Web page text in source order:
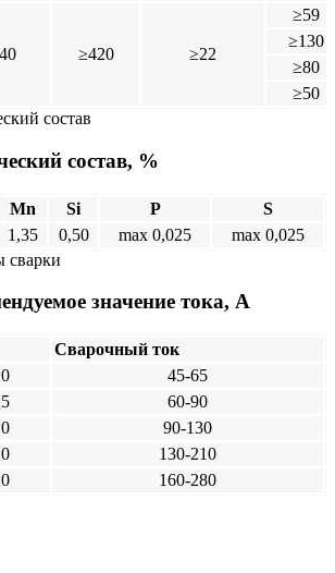
≥420 ≥22
≥59
≥130
≥80
≥50
состав
состав, %
Mn Si P
S
1,35 0,50 max 0,025
max 0,025
значение тока, А
Сварочный ток
45-65
60-90
90-130
130-210
160-280